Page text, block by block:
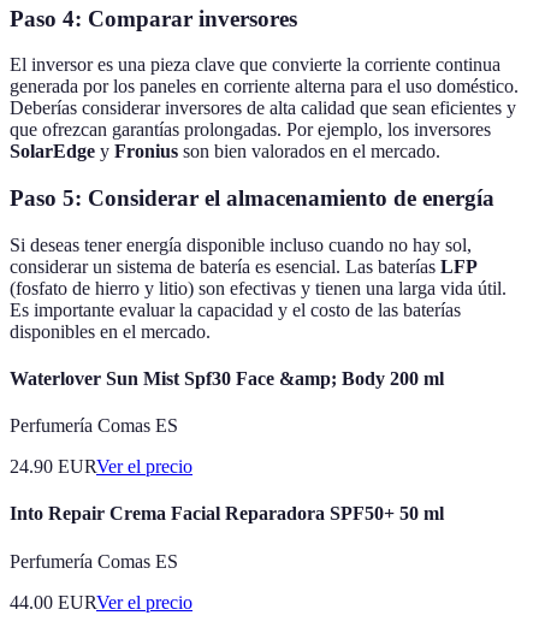
Paso 4: Comparar inversores
El inversor es una pieza clave que convierte la corriente continua
generada por los paneles en corriente alterna para el uso doméstico.
Deberías considerar inversores de alta calidad que sean eficientes y
que ofrezcan garantías prolongadas. Por ejemplo, los inversores
SolarEdge y Fronius son bien valorados en el mercado.
Paso 5: Considerar el almacenamiento de energía
Si deseas tener energía disponible incluso cuando no hay sol,
considerar un sistema de batería es esencial. Las baterías LFP
(fosfato de hierro y litio) son efectivas y tienen una larga vida útil.
Es importante evaluar la capacidad y el costo de las baterías
disponibles en el mercado.
Waterlover Sun Mist Spf30 Face &amp; Body 200 ml
Perfumería Comas ES
24.90 EURVer el precio
Into Repair Crema Facial Reparadora SPF50+ 50 ml
Perfumería Comas ES
44.00 EURVer el precio